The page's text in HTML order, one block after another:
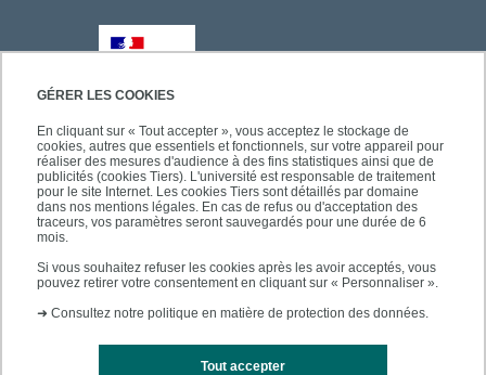
GÉRER LES COOKIES
En cliquant sur « Tout accepter », vous acceptez le stockage de
cookies, autres que essentiels et fonctionnels, sur votre appareil pour
réaliser des mesures d'audience à des fins statistiques ainsi que de
publicités (cookies Tiers). L'université est responsable de traitement
pour le site Internet. Les cookies Tiers sont détaillés par domaine
dans nos mentions légales. En cas de refus ou d'acceptation des
traceurs, vos paramètres seront sauvegardés pour une durée de 6
mois.
Si vous souhaitez refuser les cookies après les avoir acceptés, vous
pouvez retirer votre consentement en cliquant sur « Personnaliser ».
➜ Consultez notre politique en matière de protection des données.
Tout accepter